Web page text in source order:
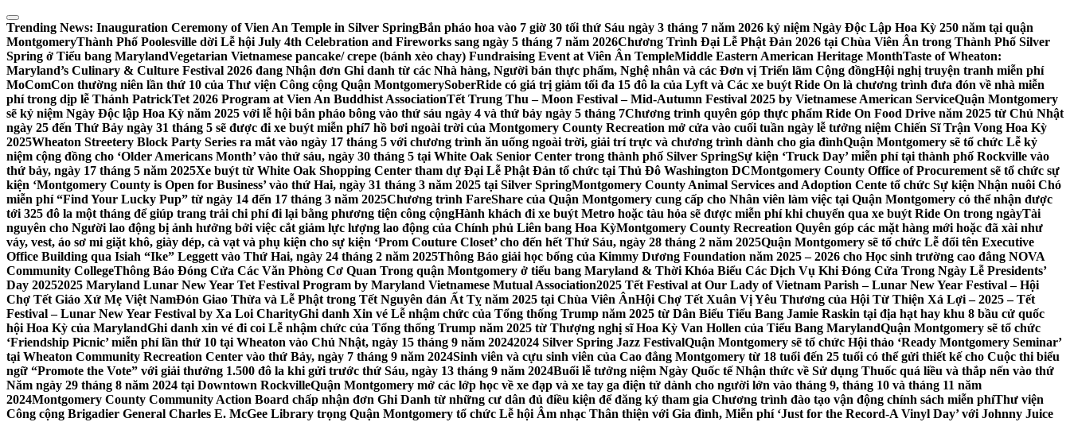
Skip
to
content
Trending News: Inauguration Ceremony of Vien An Temple in Silver SpringBắn pháo hoa vào 7 giờ 30 tối thứ Sáu ngày 3 tháng 7 năm 2026 kỷ niệm Ngày Độc Lập Hoa Kỳ 250 năm tại quận
MontgomeryThành Phố Poolesville dời Lễ hội July 4th Celebration and Fireworks sang ngày 5 tháng 7 năm 2026Chương Trình Đại Lễ Phật Đản 2026 tại Chùa Viên Ân trong Thành Phố Silver
Spring ở Tiểu bang MarylandVegetarian Vietnamese pancake/ crepe (bánh xèo chay) Fundraising Event at Viên Ân TempleMiddle Eastern American Heritage MonthTaste of Wheaton:
Maryland’s Culinary & Culture Festival 2026 đang Nhận đơn Ghi danh từ các Nhà hàng, Người bán thực phẩm, Nghệ nhân và các Đơn vị Triển lãm Cộng đồngHội nghị truyện tranh miễn phí
MoComCon thường niên lần thứ 10 của Thư viện Công cộng Quận MontgomerySoberRide có giá trị giảm tối đa 15 đô la của Lyft và Các xe buýt Ride On là chương trình đưa đón về nhà miễn
phí trong dịp lễ Thánh PatrickTet 2026 Program at Vien An Buddhist AssociationTết Trung Thu – Moon Festival – Mid-Autumn Festival 2025 by Vietnamese American ServiceQuận Montgomery
sẽ kỷ niệm Ngày Độc lập Hoa Kỳ năm 2025 với lễ hội bắn pháo bông vào thứ sáu ngày 4 và thứ bảy ngày 5 tháng 7Chương trình quyên góp thực phẩm Ride On Food Drive năm 2025 từ Chủ Nhật
ngày 25 đến Thứ Bảy ngày 31 tháng 5 sẽ được đi xe buýt miễn phí7 hồ bơi ngoài trời của Montgomery County Recreation mở cửa vào cuối tuần ngày lễ tưởng niệm Chiến Sĩ Trận Vong Hoa Kỳ
2025Wheaton Streetery Block Party Series ra mắt vào ngày 17 tháng 5 với chương trình ăn uống ngoài trời, giải trí trực và chương trình dành cho gia đìnhQuận Montgomery sẽ tổ chức Lễ kỷ
niệm cộng đồng cho ‘Older Americans Month’ vào thứ sáu, ngày 30 tháng 5 tại White Oak Senior Center trong thành phố Silver SpringSự kiện ‘Truck Day’ miễn phí tại thành phố Rockville vào
thứ bảy, ngày 17 tháng 5 năm 2025Xe buýt từ White Oak Shopping Center tham dự Đại Lễ Phật Đản tổ chức tại Thủ Đô Washington DCMontgomery County Office of Procurement sẽ tổ chức sự
kiện ‘Montgomery County is Open for Business’ vào thứ Hai, ngày 31 tháng 3 năm 2025 tại Silver SpringMontgomery County Animal Services and Adoption Cente tổ chức Sự kiện Nhận nuôi Chó
miễn phí “Find Your Lucky Pup” từ ngày 14 đến 17 tháng 3 năm 2025Chương trình FareShare của Quận Montgomery cung cấp cho Nhân viên làm việc tại Quận Montgomery có thể nhận được
tới 325 đô la một tháng để giúp trang trải chi phí đi lại bằng phương tiện công cộngHành khách đi xe buýt Metro hoặc tàu hỏa sẽ được miễn phí khi chuyển qua xe buýt Ride On trong ngàyTài
nguyên cho Người lao động bị ảnh hưởng bởi việc cắt giảm lực lượng lao động của Chính phủ Liên bang Hoa KỳMontgomery County Recreation Quyên góp các mặt hàng mới hoặc đã xài như
váy, vest, áo sơ mi giặt khô, giày dép, cà vạt và phụ kiện cho sự kiện ‘Prom Couture Closet’ cho đến hết Thứ Sáu, ngày 28 tháng 2 năm 2025Quận Montgomery sẽ tổ chức Lễ đổi tên Executive
Office Building qua Isiah “Ike” Leggett vào Thứ Hai, ngày 24 tháng 2 năm 2025Thông Báo giải học bổng của Kimmy Dương Foundation năm 2025 – 2026 cho Học sinh trường cao đẳng NOVA
Community CollegeThông Báo Đóng Cửa Các Văn Phòng Cơ Quan Trong quận Montgomery ở tiểu bang Maryland & Thời Khóa Biểu Các Dịch Vụ Khi Đóng Cửa Trong Ngày Lễ Presidents’
Day 20252025 Maryland Lunar New Year Tet Festival Program by Maryland Vietnamese Mutual Association2025 Tết Festival at Our Lady of Vietnam Parish – Lunar New Year Festival – Hội
Chợ Tết Giáo Xứ Mẹ Việt NamĐón Giao Thừa và Lễ Phật trong Tết Nguyên đán Ất Tỵ năm 2025 tại Chùa Viên ÂnHội Chợ Tết Xuân Vị Yêu Thương của Hội Từ Thiện Xá Lợi – 2025 – Tết
Festival – Lunar New Year Festival by Xa Loi CharityGhi danh Xin vé Lễ nhậm chức của Tổng thống Trump năm 2025 từ Dân Biểu Tiểu Bang Jamie Raskin tại địa hạt hay khu 8 bầu cử quốc
hội Hoa Kỳ của MarylandGhi danh xin vé đi coi Lễ nhậm chức của Tổng thống Trump năm 2025 từ Thượng nghị sĩ Hoa Kỳ Van Hollen của Tiểu Bang MarylandQuận Montgomery sẽ tổ chức
‘Friendship Picnic’ miễn phí lần thứ 10 tại Wheaton vào Chủ Nhật, ngày 15 tháng 9 năm 20242024 Silver Spring Jazz FestivalQuận Montgomery sẽ tổ chức Hội thảo ‘Ready Montgomery Seminar’
tại Wheaton Community Recreation Center vào thứ Bảy, ngày 7 tháng 9 năm 2024Sinh viên và cựu sinh viên của Cao đẳng Montgomery từ 18 tuổi đến 25 tuổi có thể gửi thiết kế cho Cuộc thi biểu
ngữ “Promote the Vote” với giải thưởng 1.500 đô la khi gửi trước thứ Sáu, ngày 13 tháng 9 năm 2024Buổi lễ tưởng niệm Ngày Quốc tế Nhận thức về Sử dụng Thuốc quá liều và thắp nến vào thứ
Năm ngày 29 tháng 8 năm 2024 tại Downtown RockvilleQuận Montgomery mở các lớp học về xe đạp và xe tay ga điện tử dành cho người lớn vào tháng 9, tháng 10 và tháng 11 năm
2024Montgomery County Community Action Board chấp nhận đơn Ghi Danh từ những cư dân đủ điều kiện để đăng ký tham gia Chương trình đào tạo vận động chính sách miễn phíThư viện
Công cộng Brigadier General Charles E. McGee Library trọng Quận Montgomery tổ chức Lễ hội Âm nhạc Thân thiện với Gia đình, Miễn phí ‘Just for the Record-A Vinyl Day’ với Johnny Juice